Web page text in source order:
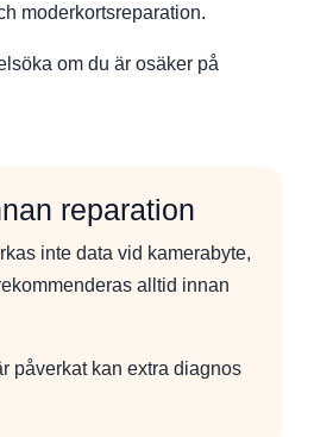
moderkortsreparation.
om du är osäker på
reparation
inte data vid kamerabyte,
alltid innan
påverkat kan extra diagnos